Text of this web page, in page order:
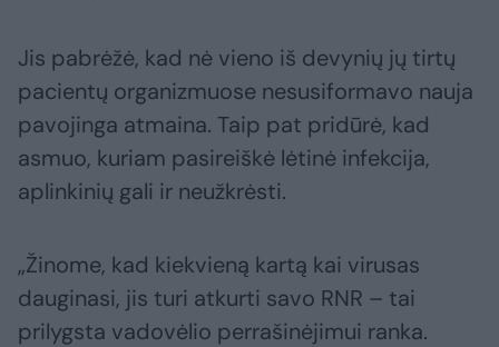
Jis pabrėžė, kad nė vieno iš devynių jų tirtų
pacientų organizmuose nesusiformavo nauja
pavojinga atmaina. Taip pat pridūrė, kad
asmuo, kuriam pasireiškė lėtinė infekcija,
aplinkinių gali ir neužkrėsti.
„Žinome, kad kiekvieną kartą kai virusas
dauginasi, jis turi atkurti savo RNR – tai
prilygsta vadovėlio perrašinėjimui ranka.